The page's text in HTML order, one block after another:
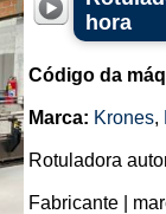
hora
Código da
Marca: Krones,
Rotuladora
Fabricante |